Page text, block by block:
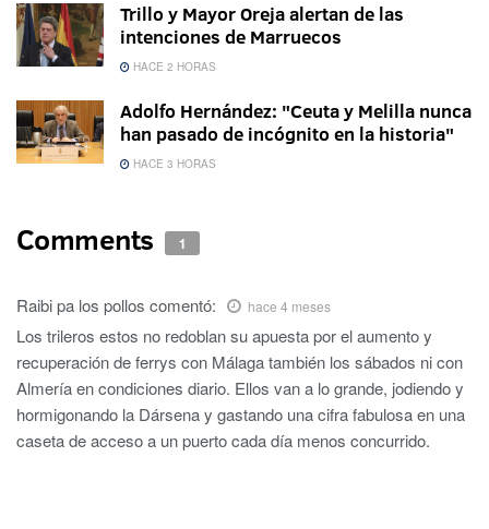
Trillo y Mayor Oreja alertan de las
intenciones de Marruecos
HACE 2 HORAS
Adolfo Hernández: "Ceuta y Melilla nunca
han pasado de incógnito en la historia"
HACE 3 HORAS
Comments 1
Raibi pa los pollos comentó: hace 4 meses
Los trileros estos no redoblan su apuesta por el aumento y
recuperación de ferrys con Málaga también los sábados ni con
Almería en condiciones diario. Ellos van a lo grande, jodiendo y
hormigonando la Dársena y gastando una cifra fabulosa en una
caseta de acceso a un puerto cada día menos concurrido.